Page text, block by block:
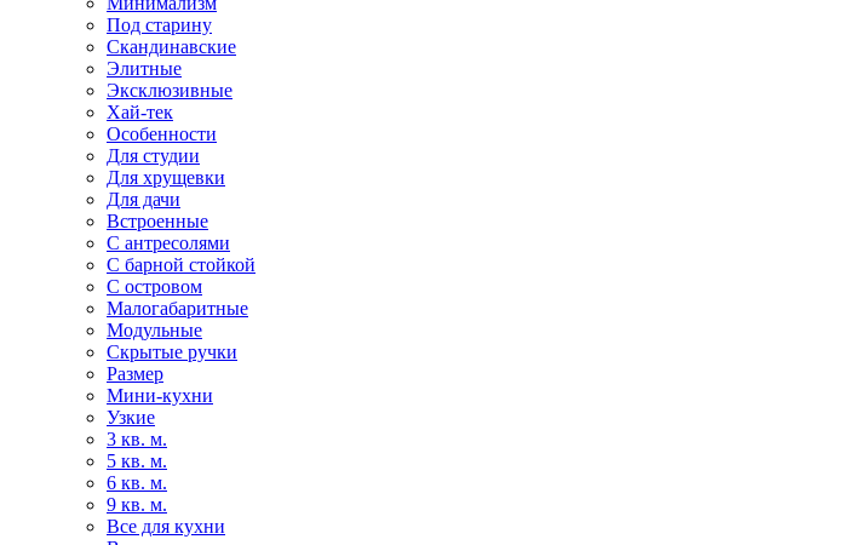
Под старину
Скандинавские
Элитные
Эксклюзивные
Хай-тек
Особенности
Для студии
Для хрущевки
Для дачи
Встроенные
С антресолями
С барной стойкой
С островом
Малогабаритные
Модульные
Скрытые ручки
Размер
Мини-кухни
Узкие
3 кв. м.
5 кв. м.
6 кв. м.
9 кв. м.
Все для кухни